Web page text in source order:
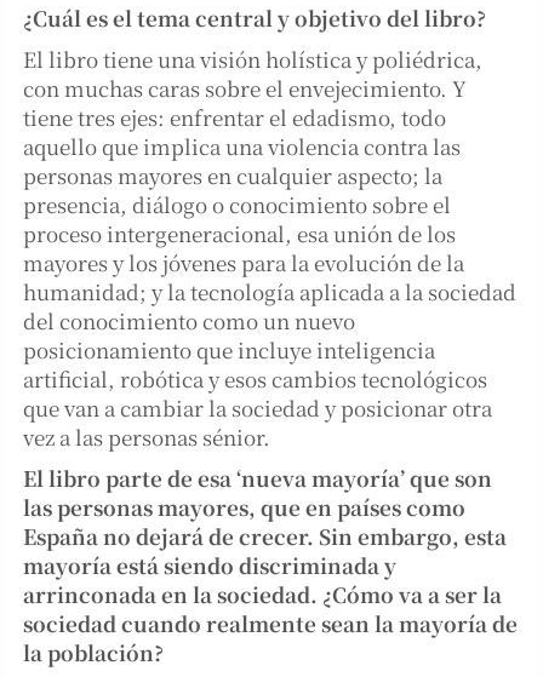
¿Cuál es el tema central y objetivo del libro?
El libro tiene una visión holística y poliédrica,
con muchas caras sobre el envejecimiento. Y
tiene tres ejes: enfrentar el edadismo, todo
aquello que implica una violencia contra las
personas mayores en cualquier aspecto; la
presencia, diálogo o conocimiento sobre el
proceso intergeneracional, esa unión de los
mayores y los jóvenes para la evolución de la
humanidad; y la tecnología aplicada a la sociedad
del conocimiento como un nuevo
posicionamiento que incluye inteligencia
artificial, robótica y esos cambios tecnológicos
que van a cambiar la sociedad y posicionar otra
vez a las personas sénior.
El libro parte de esa ‘nueva mayoría’ que son
las personas mayores, que en países como
España no dejará de crecer. Sin embargo, esta
mayoría está siendo discriminada y
arrinconada en la sociedad. ¿Cómo va a ser la
sociedad cuando realmente sean la mayoría de
la población?